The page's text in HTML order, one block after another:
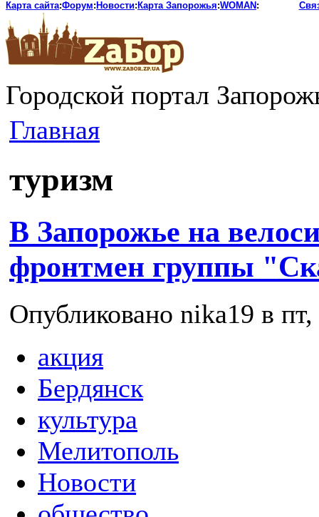
Карта сайта:Форум: Новости: Карта Запорожья:WOMAN :
Городской портал
Главная
туризм
В Запорожье на
фронтмен группы
Опубликовано nika19 в
акция
Бердянск
культура
Мелитополь
Новости